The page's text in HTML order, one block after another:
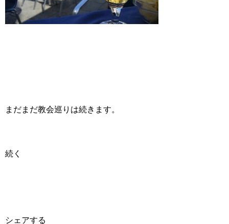
まだまだ教会巡りは続きます。
続く
シェアする